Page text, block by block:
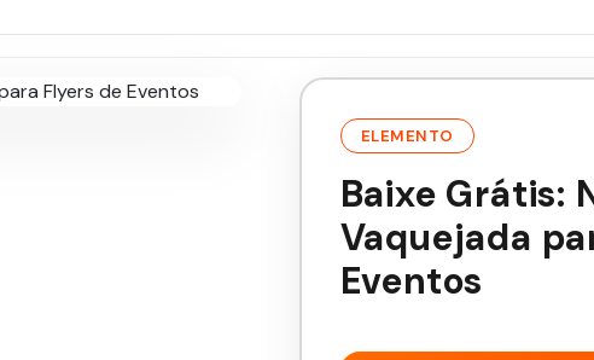
ELEMENTO
Baixe Grátis:
Vaquejada
Eventos